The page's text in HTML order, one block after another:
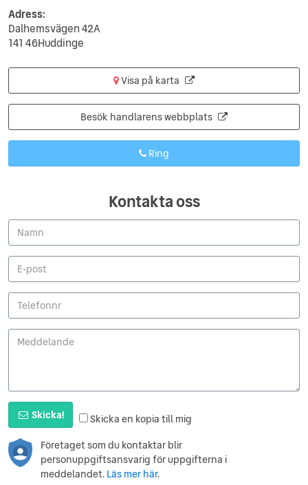
Adress:
Dalhemsvägen 42A
141 46Huddinge
Visa på karta
Besök handlarens webbplats
Ring
Kontakta oss
Skicka!
Skicka en kopia till mig
Företaget som du kontaktar blir
personuppgiftsansvarig för uppgifterna i
meddelandet. Läs mer här.